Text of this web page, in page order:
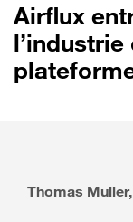
Airflux
Thomas